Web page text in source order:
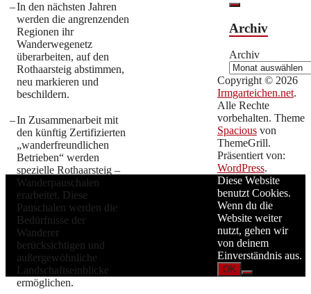
–In den nächsten Jahren
werden die angrenzenden
Regionen ihr
Wanderwegenetz
überarbeiten, auf den
Rothaarsteig abstimmen,
neu markieren und
beschildern.
–In Zusammenarbeit mit
den künftig Zertifizierten
„wanderfreundlichen
Betrieben“ werden
spezielle Rothaarsteig –
Wanderpauschalen
erarbeitet. Diese
Pauschalen werden die
Bedürfnisse der
Wanderer
berücksichtigen und
außergewöhnliche
Landschaftseinblicke
ermöglichen.
Archiv
Archiv
Copyright © 2026
Irmgarteichen.net.
Alle Rechte
vorbehalten. Theme
Spaciousvon
ThemeGrill.
Präsentiert von:
WordPress.
Diese Website
benutzt Cookies.
Wenn du die
Website weiter
nutzt, gehen wir
von deinem
Einverständnis aus.
OK